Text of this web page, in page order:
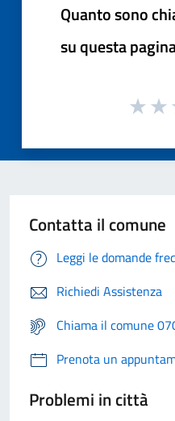
Quanto sono
su questa
Contatta il comune
Leggi le domande
Richiedi Assistenza
Chiama il comune
Prenota un
Problemi in città